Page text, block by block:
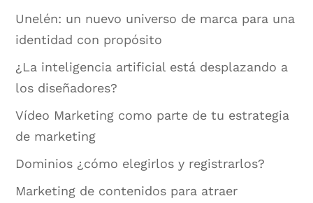
Unelén: un nuevo universo de marca para una
identidad con propósito
¿La inteligencia artificial está desplazando a
los diseñadores?
Vídeo Marketing como parte de tu estrategia
de marketing
Dominios ¿cómo elegirlos y registrarlos?
Marketing de contenidos para atraer